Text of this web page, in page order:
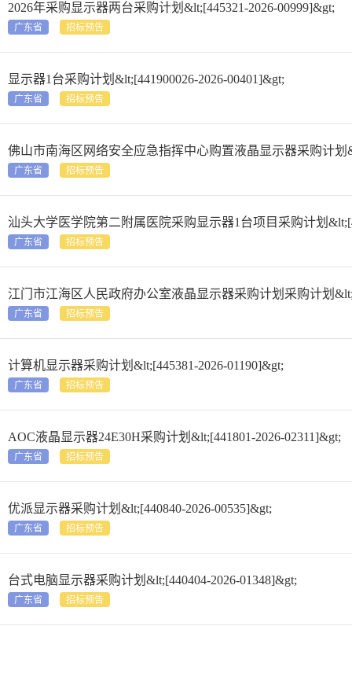
2026年采购显示器两台采购计划&lt;[445321-2026-00999]&gt;
广东省 招标预告
显示器1台采购计划&lt;[441900026-2026-00401]&gt;
广东省 招标预告
佛山市南海区网络安全应急指挥中心购置液晶显示器采购计划
广东省 招标预告
汕头大学医学院第二附属医院采购显示器1台项目采购计划
广东省 招标预告
江门市江海区人民政府办公室液晶显示器采购计划采购计划
广东省 招标预告
计算机显示器采购计划&lt;[445381-2026-01190]&gt;
广东省 招标预告
AOC液晶显示器24E30H采购计划&lt;[441801-2026-02311]&gt;
广东省 招标预告
优派显示器采购计划&lt;[440840-2026-00535]&gt;
广东省 招标预告
台式电脑显示器采购计划&lt;[440404-2026-01348]&gt;
广东省 招标预告